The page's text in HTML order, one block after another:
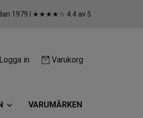
1979 I ★★★★☆ 4.4 av 5
Logga in Varukorg
VARUMÄRKEN